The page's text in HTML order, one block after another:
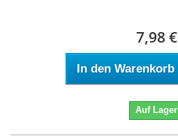
7,98 €
In den Warenkorb
Auf Lager